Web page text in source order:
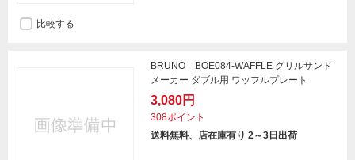
比較する
BRUNO BOE084-WAFFLE グリルサンド
メーカー ダブル用 ワッフルプレート
3,080円
308ポイント
送料無料、店在庫有り 2～3日出荷